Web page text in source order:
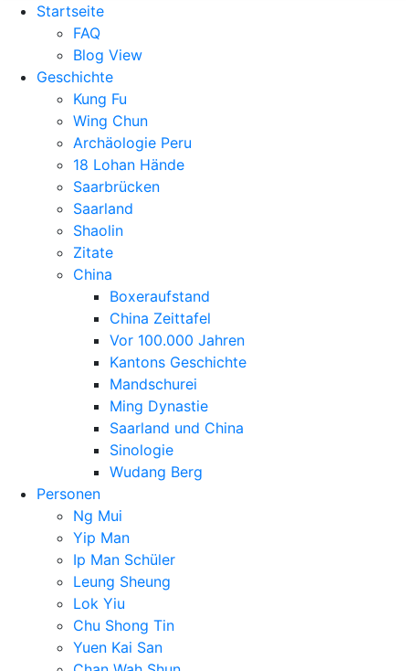
Startseite
FAQ
Blog View
Geschichte
Kung Fu
Wing Chun
Archäologie Peru
18 Lohan Hände
Saarbrücken
Saarland
Shaolin
Zitate
China
Boxeraufstand
China Zeittafel
Vor 100.000 Jahren
Kantons Geschichte
Mandschurei
Ming Dynastie
Saarland und China
Sinologie
Wudang Berg
Personen
Ng Mui
Yip Man
Ip Man Schüler
Leung Sheung
Lok Yiu
Chu Shong Tin
Yuen Kai San